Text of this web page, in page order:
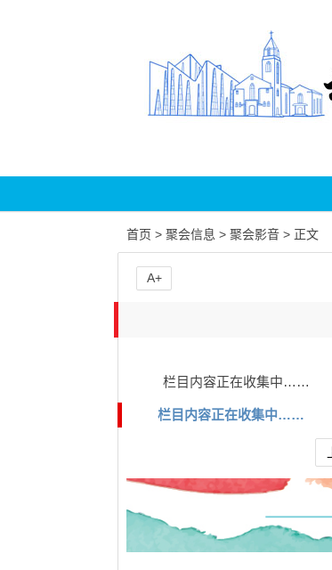
首页 > 聚会信息 > 聚会影音 > 正文
栏目内容正在收集中……
栏目内容正在收集中……
A+